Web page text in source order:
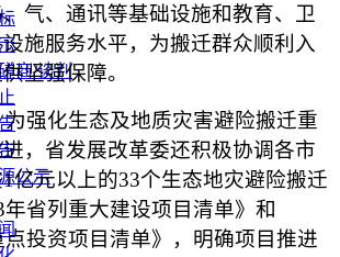
商/谈判
公示
气、通讯等基础设施和教育、卫
施服务水平，为搬迁群众顺利入
坚强保障。
为强化生态及地质灾害避险搬迁重
，省发展改革委还积极协调各市
亿元以上的33个生态地灾避险搬迁
省列重大建设项目清单》和
点投资项目清单》，明确项目推进